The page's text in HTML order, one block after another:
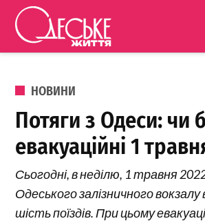
Перейти до вмісту
Життя
ОПУБЛІКОВАНО В
НОВИНИ
Потяги з Одеси: чи
евакуаційні 1
Сьогодні, в неділю, 1 травня
Одеського залізничного
шість поїздів. При цьому